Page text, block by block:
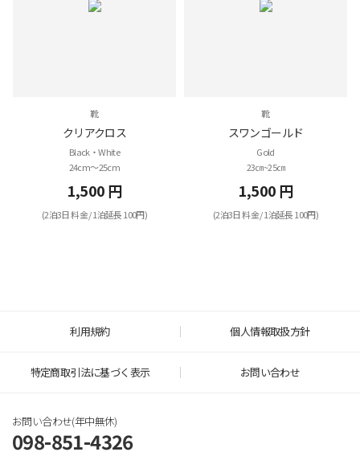
靴
クリアクロス
Black・White
24cm～25cm
1,500 円
(2泊3日 料金 / 1泊延長 100円)
靴
スワンゴールド
Gold
23㎝~25㎝
1,500 円
(2泊3日 料金 / 1泊延長 100円)
利用規約 個人情報取扱方針
特定商取引法に基づく表示 お問い合わせ
お問い合わせ(年中無休)
098-851-4326